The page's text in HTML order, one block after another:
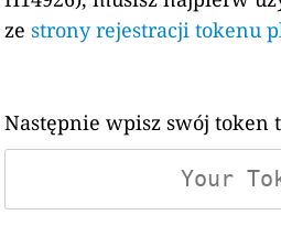
zestrony rejestracji tokenu
Następnie wpisz swój token